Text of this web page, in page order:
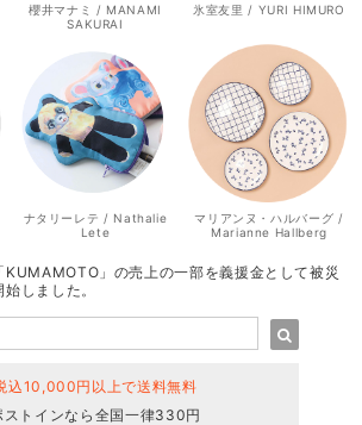
櫻井マナミ / MANAMI
SAKURAI
氷室友里 / YURI HIMURO
ナタリーレテ / Nathalie
Lete
マリアンヌ・ハルバーグ /
Marianne Hallberg
」の売上の一部を義援金として被災
しました。
込10,000円以上で送料無料
ストインなら全国一律330円